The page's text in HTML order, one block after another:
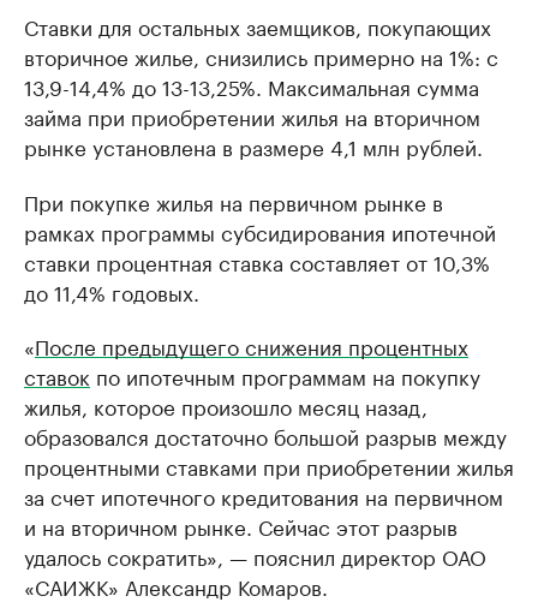
Ставки для остальных заемщиков, покупающих
вторичное жилье, снизились примерно на 1%: с
13,9-14,4% до 13-13,25%. Максимальная сумма
займа при приобретении жилья на вторичном
рынке установлена в размере 4,1 млн рублей.
При покупке жилья на первичном рынке в
рамках программы субсидирования ипотечной
ставки процентная ставка составляет от 10,3%
до 11,4% годовых.
«После предыдущего снижения процентных
ставок по ипотечным программам на покупку
жилья, которое произошло месяц назад,
образовался достаточно большой разрыв между
процентными ставками при приобретении жилья
за счет ипотечного кредитования на первичном
и на вторичном рынке. Сейчас этот разрыв
удалось сократить», — пояснил директор ОАО
«САИЖК» Александр Комаров.